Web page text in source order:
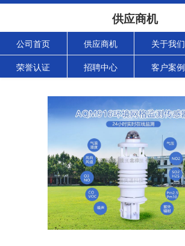
供应商机
公司首页 供应商机 关于我们
荣誉认证 招聘中心 客户案例